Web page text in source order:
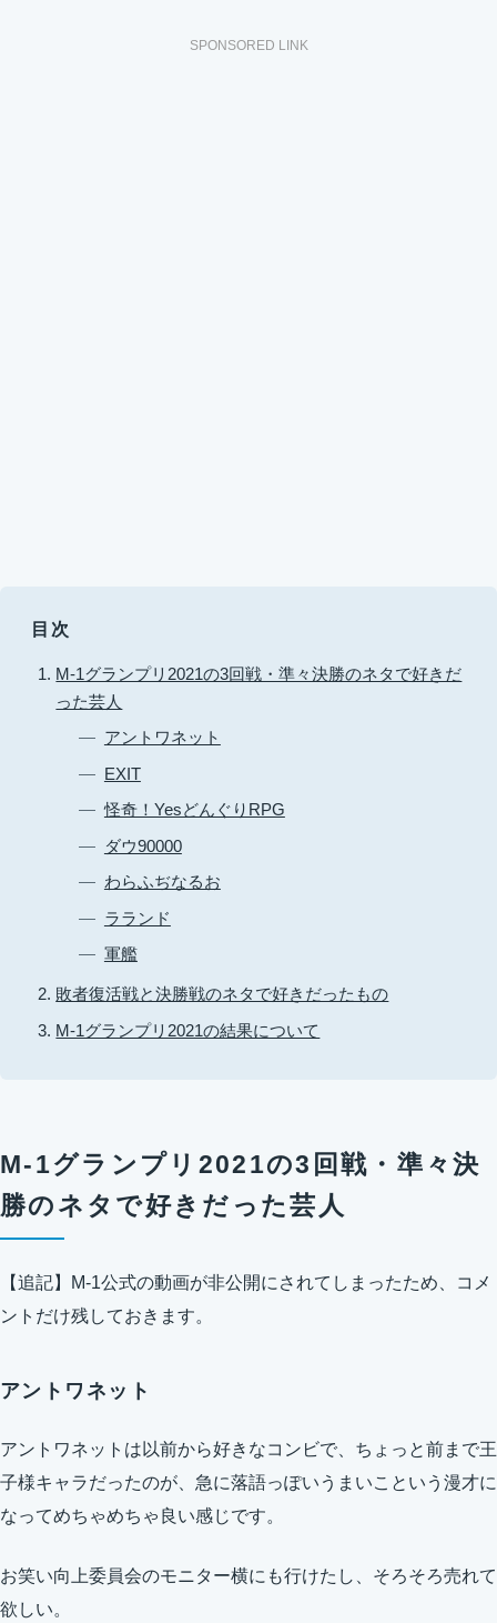
SPONSORED LINK
目次
M-1グランプリ2021の3回戦・準々決勝のネタで好きだ
った芸人
アントワネット
EXIT
怪奇！YesどんぐりRPG
ダウ90000
わらふぢなるお
ラランド
軍艦
敗者復活戦と決勝戦のネタで好きだったもの
M-1グランプリ2021の結果について
M-1グランプリ2021の3回戦・準々決
勝のネタで好きだった芸人
【追記】M-1公式の動画が非公開にされてしまったため、コメ
ントだけ残しておきます。
アントワネット
アントワネットは以前から好きなコンビで、ちょっと前まで王
子様キャラだったのが、急に落語っぽいうまいこという漫才に
なってめちゃめちゃ良い感じです。
お笑い向上委員会のモニター横にも行けたし、そろそろ売れて
欲しい。